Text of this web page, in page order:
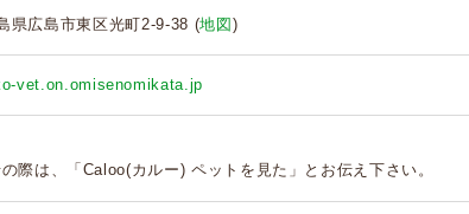
県広島市東区光町2-9-38 (地図 )
vet.on.omisenomikata.jp
際は、「Caloo(カルー) ペットを見た」とお伝え下さい。